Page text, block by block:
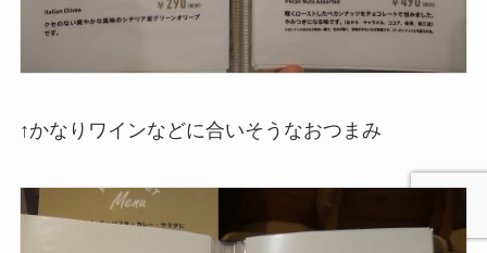
↑かなりワインなどに合いそうなおつまみ